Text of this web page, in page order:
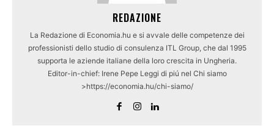
REDAZIONE
La Redazione di Economia.hu e si avvale delle competenze dei
professionisti dello studio di consulenza ITL Group, che dal 1995
supporta le aziende italiane della loro crescita in Ungheria.
Editor-in-chief: Irene Pepe Leggi di piú nel Chi siamo
>https://economia.hu/chi-siamo/